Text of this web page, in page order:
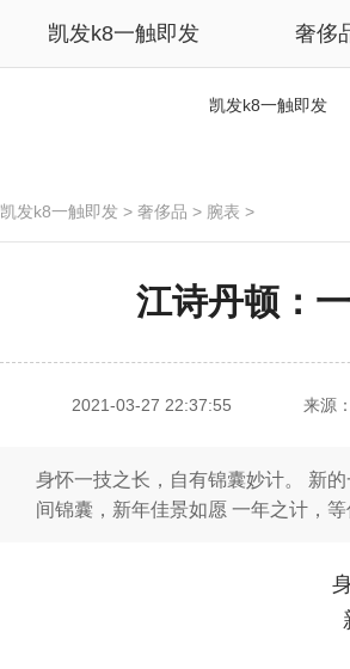
凯发k8一触即发 奢侈
凯发k8一触即发
凯发k8一触即发 > 奢侈品 > 腕表 >
江诗丹顿：
2021-03-27 22:37:55 来源
身怀一技之长，自有锦囊妙计。 新
间锦囊，新年佳景如愿 一年之计，等